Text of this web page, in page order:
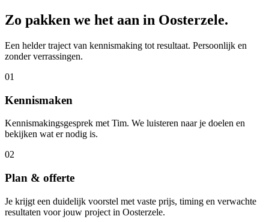
Zo pakken we het aan in Oosterzele.
Een helder traject van kennismaking tot resultaat. Persoonlijk en
zonder verrassingen.
01
Kennismaken
Kennismakingsgesprek met Tim. We luisteren naar je doelen en
bekijken wat er nodig is.
02
Plan & offerte
Je krijgt een duidelijk voorstel met vaste prijs, timing en verwachte
resultaten voor jouw project in Oosterzele.